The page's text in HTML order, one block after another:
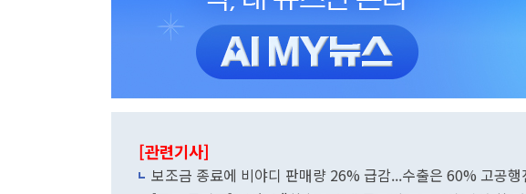
[관련기사]
보조금 종료에 비야디 판매량 26% 급감...수출은 60% 고공행